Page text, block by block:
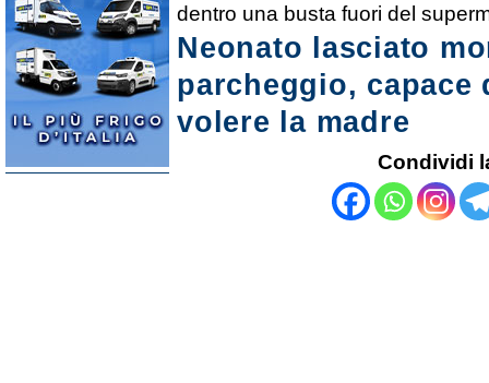
dentro una busta fuori del
Neonato lasciato
parcheggio, capace
volere la madre
Condividi